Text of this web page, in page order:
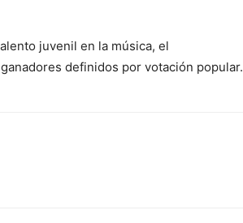
juvenil en la música, el
definidos por votación popular.